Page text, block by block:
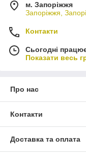
м. Запоріжжя
Запоріжжя,
Контакти
Сьогодні
Показати весь
Про нас
Контакти
Доставка та оплата